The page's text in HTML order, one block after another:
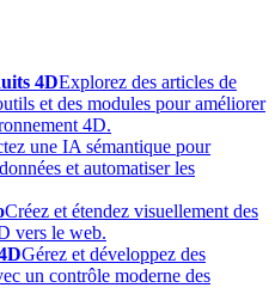
4DExplorez des articles de
et des modules pour améliorer
4D.
une IA sémantique pour
et automatiser les
Créez et étendez visuellement des
vers le web.
Gérez et développez des
un contrôle moderne des